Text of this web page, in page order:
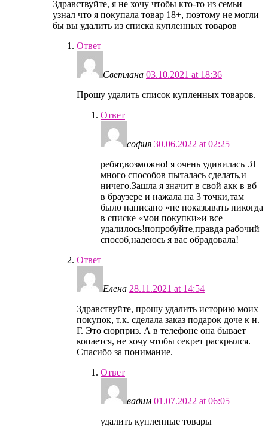
Здравствуйте, я не хочу чтобы кто-то из семьи
узнал что я покупала товар 18+, поэтому не могли
бы вы удалить из списка купленных товаров
Ответ
Светлана 03.10.2021 at 18:36
Прошу удалить список купленных товаров.
Ответ
софия 30.06.2022 at 02:25
ребят,возможно! я очень удивилась .Я
много способов пыталась сделать,и
ничего.Зашла я значит в свой акк в вб
в браузере и нажала на 3 точки,там
было написано «не показывать никогда
в списке «мои покупки»и все
удалилось!попробуйте,правда рабочий
способ,надеюсь я вас обрадовала!
Ответ
Елена 28.11.2021 at 14:54
Здравствуйте, прошу удалить историю моих
покупок, т.к. сделала заказ подарок доче к н.
Г. Это сюрприз. А в телефоне она бывает
копается, не хочу чтобы секрет раскрылся.
Спасибо за понимание.
Ответ
вадим 01.07.2022 at 06:05
удалить купленные товары